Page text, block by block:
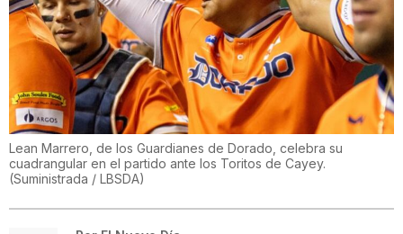
Lean Marrero, de los Guardianes de Dorado, celebra su
cuadrangular en el partido ante los Toritos de Cayey.
(Suministrada / LBSDA)